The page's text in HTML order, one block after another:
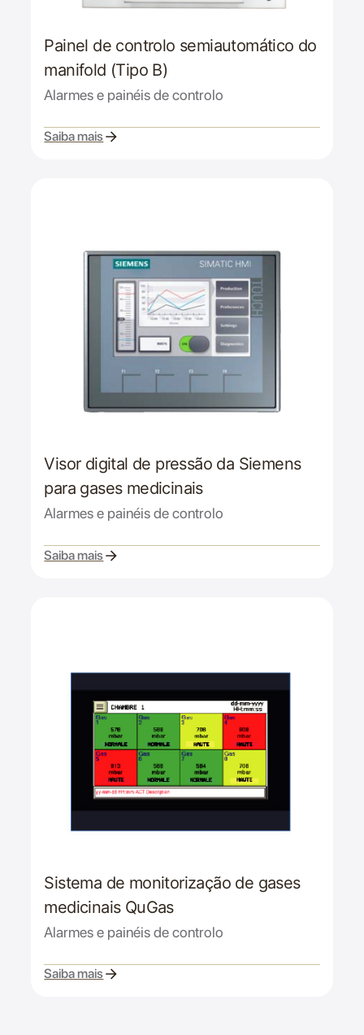
Painel de controlo semiautomático do
manifold (Tipo B)
Alarmes e painéis de controlo
Saiba mais
Visor digital de pressão da Siemens
para gases medicinais
Alarmes e painéis de controlo
Saiba mais
Sistema de monitorização de gases
medicinais QuGas
Alarmes e painéis de controlo
Saiba mais